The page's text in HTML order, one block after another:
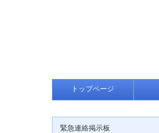
トップページ
緊急連絡掲示板